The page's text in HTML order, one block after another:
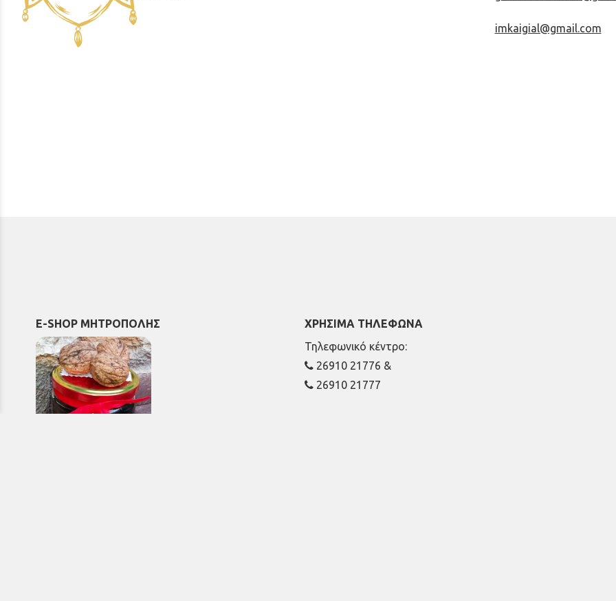
imkaigial@gmail.com
E-SHOP ΜΗΤΡΟΠΟΛΗΣ
ΧΡΗΣΙΜΑ ΤΗΛΕΦΩΝΑ
Τηλεφωνικό κέντρο:
26910 21776 &
26910 21777